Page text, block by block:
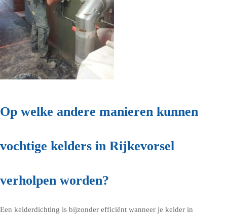
Op welke andere manieren kunnen
vochtige kelders in Rijkevorsel
verholpen worden?
Een kelderdichting is bijzonder efficiënt wanneer je kelder in